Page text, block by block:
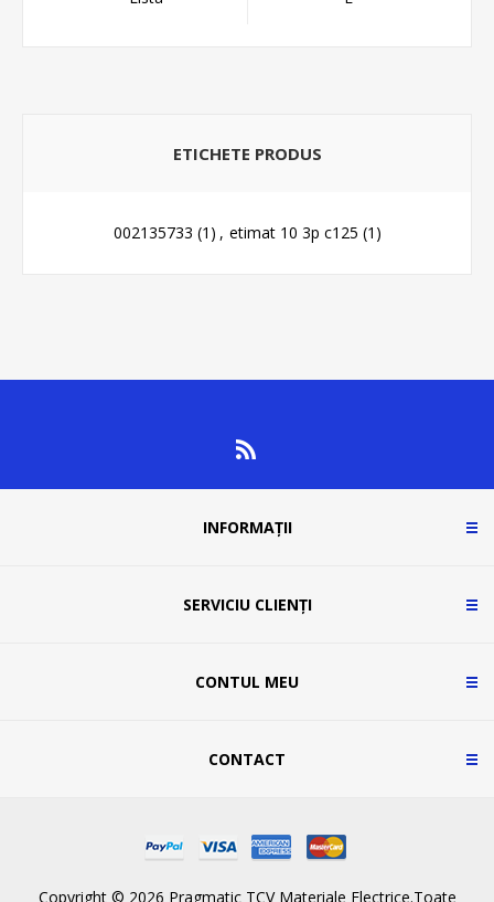
ETICHETE PRODUS
002135733 (1) , etimat 10 3p c125 (1)
INFORMAȚII
SERVICIU CLIENȚI
CONTUL MEU
CONTACT
Copyright © 2026 Pragmatic TCV Materiale Electrice.Toate